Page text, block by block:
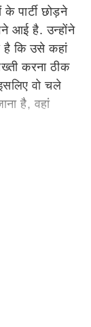
पार्टी छोड़ने
आई है. उन्होंने
है कि उसे कहां
करना ठीक
वो चले
है, वहां